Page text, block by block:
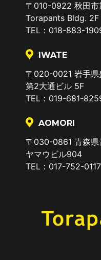
〒010-0922 秋田市
Torapants Bldg. 2F
TEL：018-883-
IWATE
〒020-0021 岩手県
第2大通ビル 5F
TEL：019-681-
AOMORI
〒030-0861 青森
ヤマウビル904
TEL：017-752-0117